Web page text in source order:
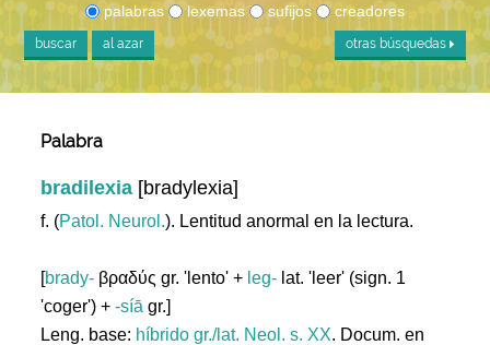
palabras lexemas sufijos creadores
buscar al azar otras búsquedas
Palabra
bradilexia [bradylexia]
f. (Patol. Neurol.). Lentitud anormal en la lectura.
[brady- βραδύς gr. 'lento' + leg- lat. 'leer' (sign. 1
'coger') +-síā gr.]
Leng. base: híbrido gr./lat. Neol. s. XX. Docum. en